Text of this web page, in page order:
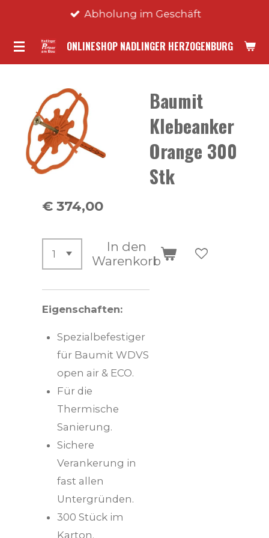
springen
ONLINESHOP NADLINGER HERZOGENBURG
Abholung im Geschäft
Baumit
Klebeanker
Orange 300
Stk
€ 374,00
In den
Warenkorb
Eigenschaften:
Spezialbefestiger
für Baumit WDVS
open air & ECO.
Für die
Thermische
Sanierung.
Sichere
Verankerung in
fast allen
Untergründen.
300 Stück im
Karton.